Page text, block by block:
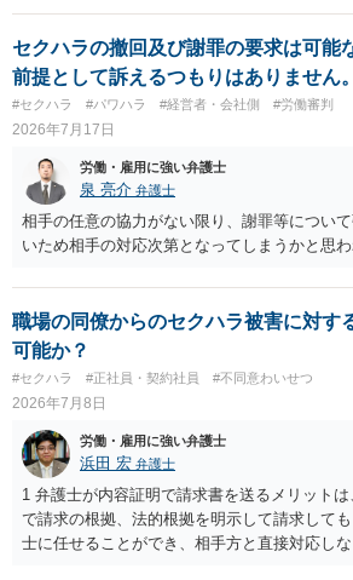
セクハラの撤回及び謝罪の要求は可能
前提として訴えるつもりはありません。
#セクハラ #パワハラ #経営者・会社側 #労働審判
2026年7月17日
労働・雇用に強い弁護士
泉 亮介 弁護士
相手の任意の協力がない限り、謝罪等につい
いため相手の対応次第となってしまうかと思わ
職場の同僚からのセクハラ被害に対す
可能か？
#セクハラ #正社員・契約社員 #不同意わいせつ
2026年7月8日
労働・雇用に強い弁護士
浜田 宏 弁護士
1 弁護士が内容証明で請求書を送るメリット
で請求の根拠、法的根拠を明示して請求して
士に任せることができ、相手方と直接対応し